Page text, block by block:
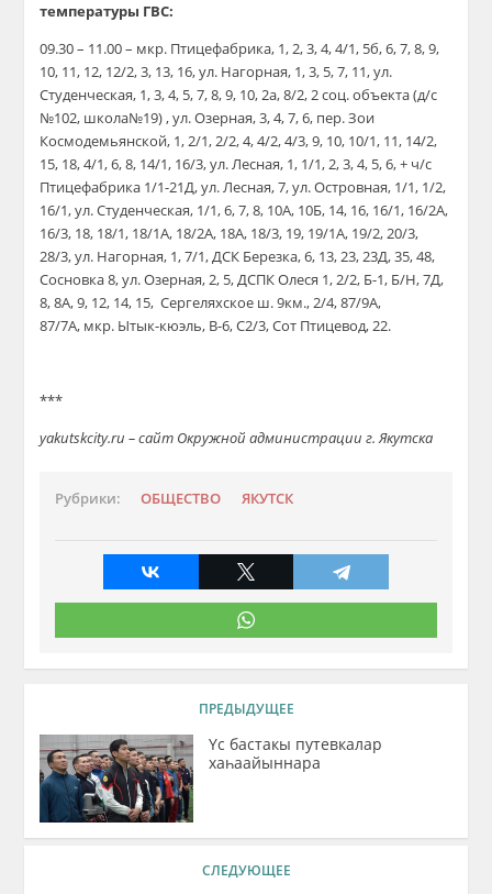
температуры ГВС:
09.30 – 11.00 – мкр. Птицефабрика, 1, 2, 3, 4, 4/1, 5б, 6, 7, 8, 9,
10, 11, 12, 12/2, 3, 13, 16, ул. Нагорная, 1, 3, 5, 7, 11, ул.
Студенческая, 1, 3, 4, 5, 7, 8, 9, 10, 2а, 8/2, 2 соц. объекта (д/с
№102, школа№19) , ул. Озерная, 3, 4, 7, 6, пер. Зои
Космодемьянской, 1, 2/1, 2/2, 4, 4/2, 4/3, 9, 10, 10/1, 11, 14/2,
15, 18, 4/1, 6, 8, 14/1, 16/3, ул. Лесная, 1, 1/1, 2, 3, 4, 5, 6, + ч/с
Птицефабрика 1/1-21Д, ул. Лесная, 7, ул. Островная, 1/1, 1/2,
16/1, ул. Студенческая, 1/1, 6, 7, 8, 10А, 10Б, 14, 16, 16/1, 16/2А,
16/3, 18, 18/1, 18/1А, 18/2А, 18А, 18/3, 19, 19/1А, 19/2, 20/3,
28/3, ул. Нагорная, 1, 7/1, ДСК Березка, 6, 13, 23, 23Д, 35, 48,
Сосновка 8, ул. Озерная, 2, 5, ДСПК Олеся 1, 2/2, Б-1, Б/Н, 7Д,
8, 8А, 9, 12, 14, 15, Сергеляхское ш. 9км., 2/4, 87/9А,
87/7А, мкр. Ытык-кюэль, В-6, С2/3, Сот Птицевод, 22.
***
yakutskcity.ru – сайт Окружной администрации г. Якутска
Рубрики: ОБЩЕСТВО ЯКУТСК
ПРЕДЫДУЩЕЕ
Үс бастакы путевкалар
хаһаайыннара
СЛЕДУЮЩЕЕ